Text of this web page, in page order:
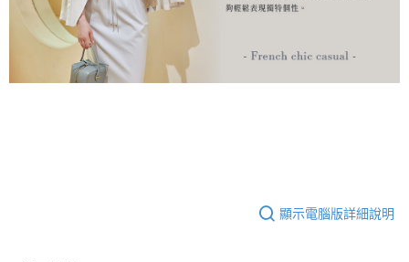
顯示電腦版詳細說明